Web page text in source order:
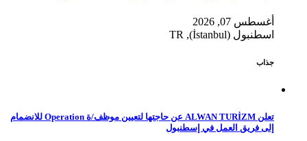
أغسطس 07, 2026
اسطنبول (İstanbul), TR
جذاب
تعلن ALWAN TURİZM عن حاجتها لتعيين موظف/ة Operation للانضمام
إلى فريق العمل في إسطنبول